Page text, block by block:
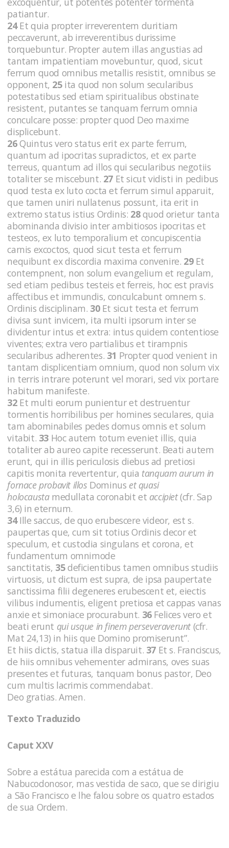
patiantur.
24Et quia propter irreverentem duritiam
peccaverunt, ab irreverentibus durissime
torquebuntur. Propter autem illas angustias ad
tantam impatientiam movebuntur, quod, sicut
ferrum quod omnibus metallis resistit, omnibus se
opponent, 25ita quod non solum secularibus
potestatibus sed etiam spiritualibus obstinate
resistent, putantes se tanquam ferrum omnia
conculcare posse: propter quod Deo maxime
displicebunt.
26Quintus vero status erit ex parte ferrum,
quantum ad ipocritas supradictos, et ex parte
terreus, quantum ad illos qui secularibus negotiis
totaliter se miscebunt. 27 Et sicut vidisti in pedibus
quod testa ex luto cocta et ferrum simul apparuit,
que tamen uniri nullatenus possunt, ita erit in
extremo status istius Ordinis: 28quod orietur tanta
abominanda divisio inter ambitiosos ipocritas et
testeos, ex luto temporalium et concupiscentia
carnis excoctos, quod sicut testa et ferrum
nequibunt ex discordia maxima convenire. 29 Et
contempnent, non solum evangelium et regulam,
sed etiam pedibus testeis et ferreis, hoc est pravis
affectibus et immundis, conculcabunt omnem s.
Ordinis disciplinam. 30Et sicut testa et ferrum
divisa sunt invicem, ita multi ipsorum inter se
dividentur intus et extra: intus quidem contentiose
viventes; extra vero partialibus et tirampnis
secularibus adherentes. 31 Propter quod venient in
tantam displicentiam omnium, quod non solum vix
in terris intrare poterunt vel morari, sed vix portare
habitum manifeste.
32 Et multi eorum punientur et destruentur
tormentis horribilibus per homines seculares, quia
tam abominabiles pedes domus omnis et solum
vitabit. 33 Hoc autem totum eveniet illis, quia
totaliter ab aureo capite recesserunt. Beati autem
erunt, qui in illis periculosis diebus ad pretiosi
capitis monita revertentur, quia tanquam aurum in
fornace probavit illos Dominus et quasi
holocausta medullata coronabit et accipiet(cfr. Sap
3,6) in eternum.
34Ille saccus, de quo erubescere videor, est s.
paupertas que, cum sit totius Ordinis decor et
speculum, et custodia singulans et corona, et
fundamentum omnimode
sanctitatis, 35deficientibus tamen omnibus studiis
virtuosis, ut dictum est supra, de ipsa paupertate
sanctissima filii degeneres erubescent et, eiectis
vilibus indumentis, eligent pretiosa et cappas vanas
anxie et simoniace procurabunt. 36 Felices vero et
beati erunt qui usque in finem perseveraverunt(cfr.
Mat 24,13) in hiis que Domino promiserunt”.
Et hiis dictis, statua illa disparuit. 37 Et s. Franciscus,
de hiis omnibus vehementer admirans, oves suas
presentes et futuras, tanquam bonus pastor, Deo
cum multis lacrimis commendabat.
Deo gratias. Amen.
Texto Traduzido
Caput XXV
Sobre a estátua parecida com a estátua de
Nabucodonosor, mas vestida de saco, que se dirigiu
a São Francisco e lhe falou sobre os quatro estados
de sua Ordem.